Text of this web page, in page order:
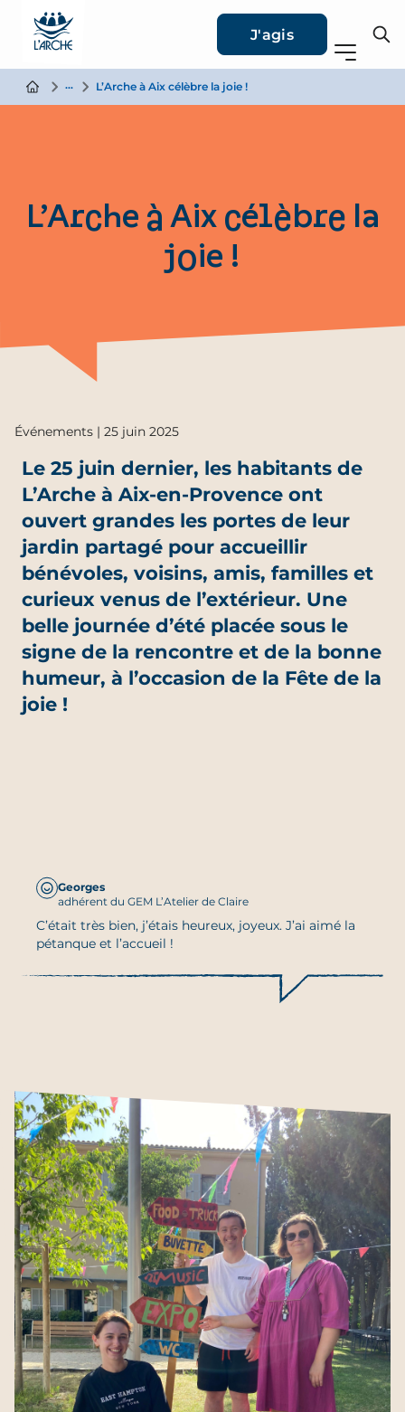
J'agis
ActualitéL’Arche à Aix célèbre la joie !
L’Arche à Aix célèbre la
joie !
Le 25 juin dernier, les habitants de
L’Arche à Aix-en-Provence ont
ouvert grandes les portes de leur
jardin partagé pour accueillir
bénévoles, voisins, amis, familles et
curieux venus de l’extérieur. Une
belle journée d’été placée sous le
signe de la rencontre et de la bonne
humeur, à l’occasion de la Fête de la
joie !
Événements | 25 juin 2025
Georges
adhérent du GEM L’Atelier de Claire
C’était très bien, j’étais heureux, joyeux. J’ai aimé la
pétanque et l’accueil !